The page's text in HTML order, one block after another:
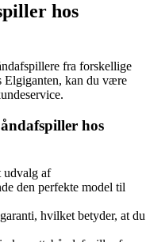
hos
fra forskellige
Elgiganten, kan du være
hos
udvalg af
den perfekte model til
hvilket betyder, at du